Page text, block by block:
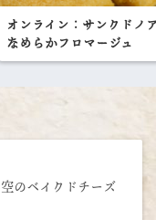
オンライン：サンクドノ
なめらかフロマージュ
のベイクドチーズ